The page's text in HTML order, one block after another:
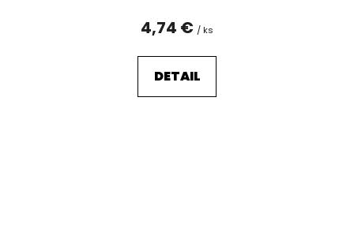
4,74 € / ks
DETAIL